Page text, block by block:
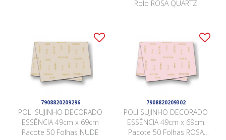
Rolo ROSA QUARTZ
7908820209296
POLI SUJINHO DECORADO
ESSÊNCIA 49cm x 69cm
Pacote 50 Folhas NUDE
7908820209302
POLI SUJINHO DECORADO
ESSÊNCIA 49cm x 69cm
Pacote 50 Folhas ROSA